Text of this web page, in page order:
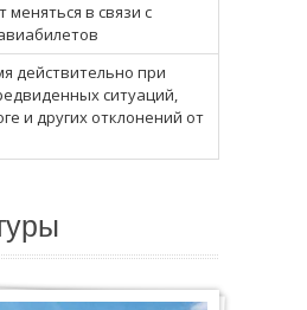
в связи с
действительно при
ситуаций,
и других отклонений от